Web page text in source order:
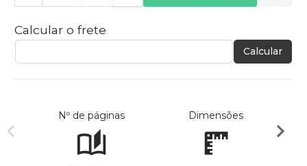
Calcular o frete
Calcular
Nº de páginas Dimensões